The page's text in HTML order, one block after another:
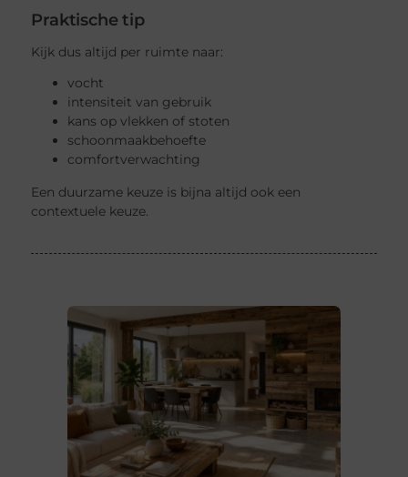
Praktische tip
Kijk dus altijd per ruimte naar:
vocht
intensiteit van gebruik
kans op vlekken of stoten
schoonmaakbehoefte
comfortverwachting
Een duurzame keuze is bijna altijd ook een
contextuele keuze.